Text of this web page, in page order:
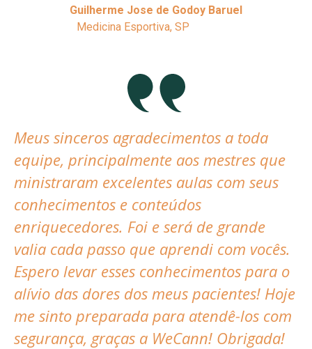
Guilherme Jose de Godoy Baruel
Medicina Esportiva, SP
Meus sinceros agradecimentos a toda
equipe, principalmente aos mestres que
ministraram excelentes aulas com seus
conhecimentos e conteúdos
enriquecedores. Foi e será de grande
valia cada passo que aprendi com vocês.
Espero levar esses conhecimentos para o
alívio das dores dos meus pacientes! Hoje
me sinto preparada para atendê-los com
segurança, graças a WeCann! Obrigada!